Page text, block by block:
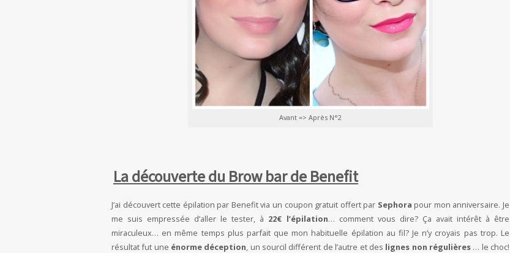
Avant => Après N°2
La découverte du Brow bar de Benefit
J’ai découvert cette épilation par Benefit via un coupon gratuit offert par Sephora pour mon anniversaire. Je
me suis empressée d’aller le tester, à 22€ l’épilation… comment vous dire? Ça avait intérêt à être
miraculeux… en même temps plus parfait que mon habituelle épilation au fil? Je n’y croyais pas trop. Le
résultat fut une énorme déception , un sourcil différent de l’autre et des lignes non régulières… le choc!